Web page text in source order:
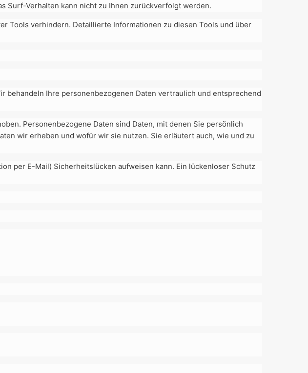
Surf-Verhalten kann nicht zu Ihnen zurückverfolgt werden.
Tools verhindern. Detaillierte Informationen zu diesen Tools und über
behandeln Ihre personenbezogenen Daten vertraulich und entsprechend
Personenbezogene Daten sind Daten, mit denen Sie persönlich
wir erheben und wofür wir sie nutzen. Sie erläutert auch, wie und zu
per E-Mail) Sicherheitslücken aufweisen kann. Ein lückenloser Schutz